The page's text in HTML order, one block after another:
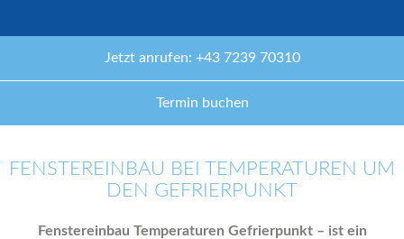
Jetzt anrufen: +43 7239 70310
Termin buchen
FENSTEREINBAU BEI TEMPERATUREN UM
DEN GEFRIERPUNKT
Fenstereinbau Temperaturen Gefrierpunkt – ist ein